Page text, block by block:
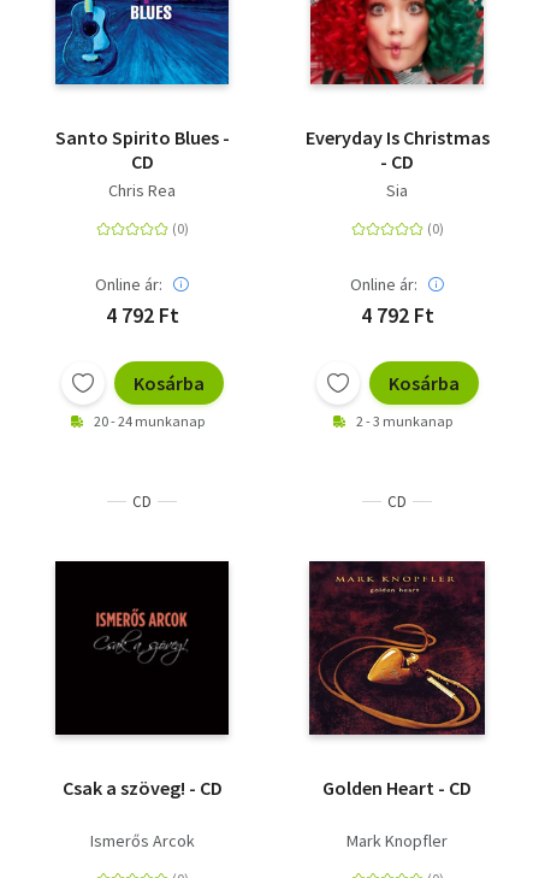
Santo Spirito Blues -
CD
Chris Rea
Online ár:
4 792 Ft
Kosárba
20 - 24 munkanap
Everyday Is Christmas
- CD
Sia
Online ár:
4 792 Ft
Kosárba
2 - 3 munkanap
CD
Csak a szöveg! - CD
Ismerős Arcok
CD
Golden Heart - CD
Mark Knopfler